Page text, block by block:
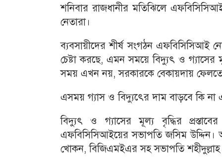
শনিবার রাজধানীর মতিঝিলে
নেতারা।
ব্যবসায়ীদের শীর্ষ সংগঠন এফবিসিসিআই
চেষ্টা করছে, এমন সময়ে বিদ্যুৎ ও গ্যাসের
সময় এখন নয়, সরকারকে বেকায়দায়
এসময় গ্যাস ও বিদ্যুৎের দাম বাড়বে কি না
বিদ্যুৎ ও গ্যাসের মূল্য বৃদ্ধির
এফবিসিসিআইয়ের সভাপতি জসিম উদ্দিন।
খোকন, বিজিএমইএর সহ সভাপতি